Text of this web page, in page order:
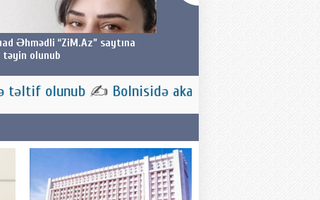
saytına
GÜLZAR ŞƏRİFOVANIN POETİK
Bolnisidə akademik Mədəd Çobanovun xatirəsinə